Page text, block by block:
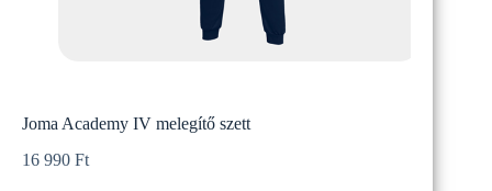
Joma Academy IV melegítő szett
16 990 Ft